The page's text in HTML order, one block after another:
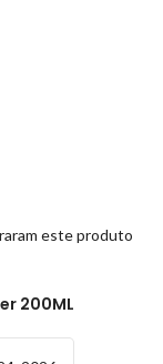
200ML
este produto